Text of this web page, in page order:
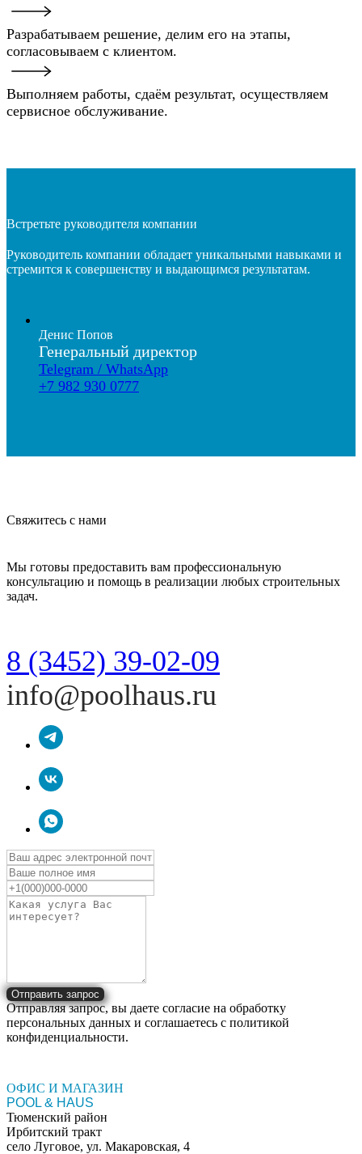
Разрабатываем решение, делим его на этапы,
согласовываем с клиентом.
Выполняем работы, сдаём результат, осуществляем
сервисное обслуживание.
Встретьте руководителя компании
Руководитель компании обладает уникальными навыками и
стремится к совершенству и выдающимся результатам.
Денис Попов
Генеральный директор
Telegram / WhatsApp
+7 982 930 0777
Свяжитесь с нами
Мы готовы предоставить вам профессиональную
консультацию и помощь в реализации любых строительных
задач.
8 (3452) 39-02-09
info@poolhaus.ru
Отправить запрос
Отправляя запрос, вы даете согласие на обработку
персональных данных и соглашаетесь c политикой
конфиденциальности.
ОФИС И МАГАЗИН
POOL & HAUS
Тюменский район
Ирбитский тракт
село Луговое, ул. Макаровская, 4